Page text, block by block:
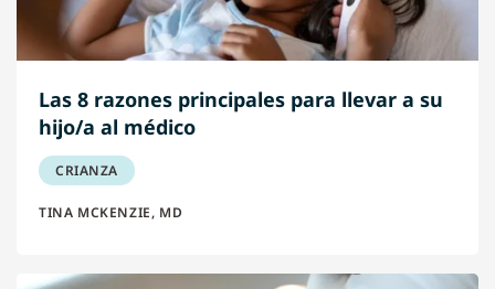
Las 8 razones principales para llevar a su
hijo/a al médico
CRIANZA
TINA MCKENZIE, MD